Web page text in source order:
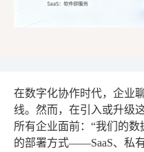
在数字化协作时代，企业
线。然而，在引入或升级
所有企业面前：“我们的
的部署方式——SaaS、私